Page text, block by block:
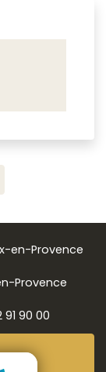
en-Provence
Provence
91 90 00